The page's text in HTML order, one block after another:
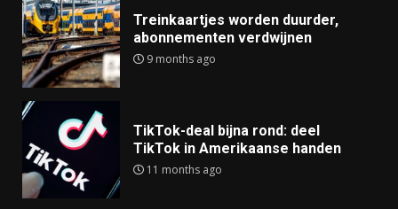
Treinkaartjes worden duurder,
abonnementen verdwijnen
9 months ago
TikTok-deal bijna rond: deel
TikTok in Amerikaanse handen
11 months ago